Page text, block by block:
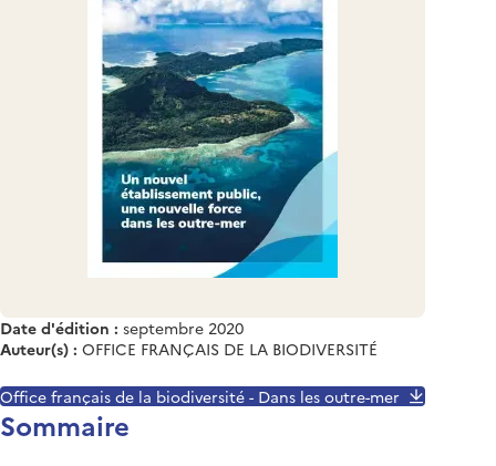
Date d'édition : septembre 2020
Auteur(s) : OFFICE FRANÇAIS DE LA BIODIVERSITÉ
Office français de la biodiversité - Dans les outre-mer
Sommaire